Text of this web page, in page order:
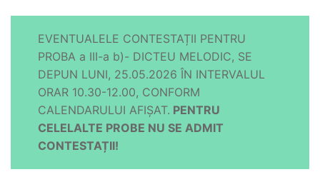
EVENTUALELE CONTESTAȚII PENTRU
PROBA a III-a b)- DICTEU MELODIC, SE
DEPUN LUNI, 25.05.2026 ÎN INTERVALUL
ORAR 10.30-12.00, CONFORM
CALENDARULUI AFIȘAT. PENTRU
CELELALTE PROBE NU SE ADMIT
CONTESTAȚII!